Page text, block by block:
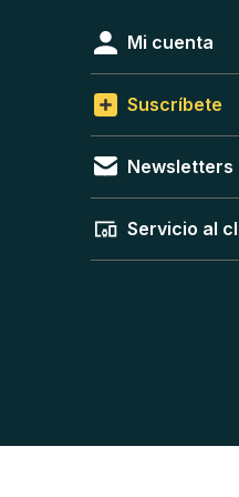
Mi cuenta
Suscríbete
Newsletters
Servicio al